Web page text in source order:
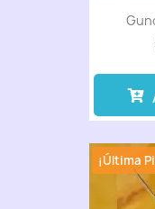
¡Última